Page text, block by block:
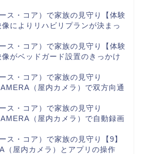
ス・コア）で家族の見守り【体験
によりリハビリプランが決まっ
ス・コア）で家族の見守り【体験
がベッドガード設置のきっかけ
ス・コア）で家族の見守り
（屋内カメラ）で双方向通
ス・コア）で家族の見守り
（屋内カメラ）で自動録画
ス・コア）で家族の見守り【9】
（屋内カメラ）とアプリの操作